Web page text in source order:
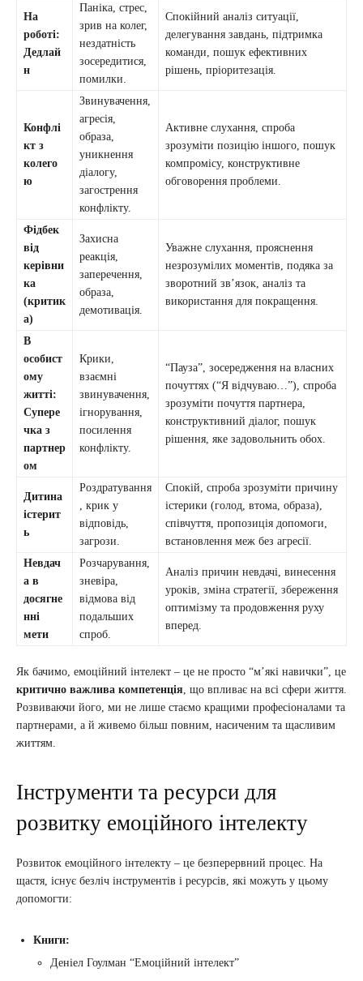
На
роботі:
Дедлай
н
Паніка, стрес,
зрив на колег,
нездатність
зосередитися,
помилки.
Спокійний аналіз ситуації,
делегування завдань, підтримка
команди, пошук ефективних
рішень, пріоритезація.
Конфлі
кт з
колего
ю
Звинувачення,
агресія,
образа,
уникнення
діалогу,
загострення
конфлікту.
Активне слухання, спроба
зрозуміти позицію іншого, пошук
компромісу, конструктивне
обговорення проблеми.
Фідбек
від
керівни
ка
(критик
а)
Захисна
реакція,
заперечення,
образа,
демотивація.
Уважне слухання, прояснення
незрозумілих моментів, подяка за
зворотний зв’язок, аналіз та
використання для покращення.
В
особист
ому
житті:
Супере
чка з
партнер
ом
Крики,
взаємні
звинувачення,
ігнорування,
посилення
конфлікту.
“Пауза”, зосередження на власних
почуттях (“Я відчуваю…”), спроба
зрозуміти почуття партнера,
конструктивний діалог, пошук
рішення, яке задовольнить обох.
Дитина
істерит
ь
Роздратування
, крик у
відповідь,
загрози.
Спокій, спроба зрозуміти причину
істерики (голод, втома, образа),
співчуття, пропозиція допомоги,
встановлення меж без агресії.
Невдач
а в
досягне
нні
мети
Розчарування,
зневіра,
відмова від
подальших
спроб.
Аналіз причин невдачі, винесення
уроків, зміна стратегії, збереження
оптимізму та продовження руху
вперед.
Як бачимо, емоційний інтелект – це не просто “м’які навички”, це
критично важлива компетенція , що впливає на всі сфери життя.
Розвиваючи його, ми не лише стаємо кращими професіоналами та
партнерами, а й живемо більш повним, насиченим та щасливим
життям.
Інструменти та ресурси для
розвитку емоційного інтелекту
Розвиток емоційного інтелекту – це безперервний процес. На
щастя, існує безліч інструментів і ресурсів, які можуть у цьому
допомогти:
Книги:
Деніел Гоулман “Емоційний інтелект”